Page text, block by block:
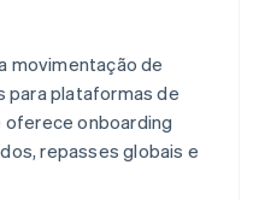
movimentação de
para plataformas de
onboarding
repasses globais e